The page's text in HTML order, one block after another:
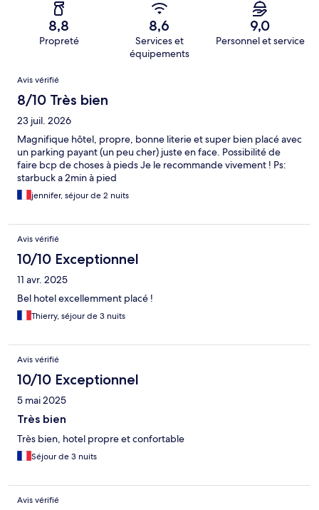
8,8
Propreté
8,6
Services et
équipements
9,0
Personnel et service
Avis
Avis vérifié
8/10 Très bien
23 juil. 2026
Magnifique hôtel, propre, bonne literie et super bien placé avec
un parking payant (un peu cher) juste en face. Possibilité de
faire bcp de choses à pieds Je le recommande vivement ! Ps:
starbuck a 2min à pied
jennifer, séjour de 2 nuits
Avis vérifié
10/10 Exceptionnel
11 avr. 2025
Bel hotel excellemment placé !
Thierry, séjour de 3 nuits
Avis vérifié
10/10 Exceptionnel
5 mai 2025
Très bien
Très bien, hotel propre et confortable
Séjour de 3 nuits
Avis vérifié